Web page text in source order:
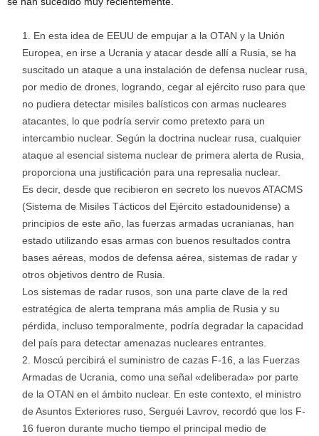
En esta idea de EEUU de empujar a la OTAN y la Unión
Europea, en irse a Ucrania y atacar desde allí a Rusia, se ha
suscitado un ataque a una instalación de defensa nuclear rusa,
por medio de drones, logrando, cegar al ejército ruso para que
no pudiera detectar misiles balísticos con armas nucleares
atacantes, lo que podría servir como pretexto para un
intercambio nuclear. Según la doctrina nuclear rusa, cualquier
ataque al esencial sistema nuclear de primera alerta de Rusia,
proporciona una justificación para una represalia nuclear.
Es decir, desde que recibieron en secreto los nuevos ATACMS
(Sistema de Misiles Tácticos del Ejército estadounidense) a
principios de este año, las fuerzas armadas ucranianas, han
estado utilizando esas armas con buenos resultados contra
bases aéreas, modos de defensa aérea, sistemas de radar y
otros objetivos dentro de Rusia.
Los sistemas de radar rusos, son una parte clave de la red
estratégica de alerta temprana más amplia de Rusia y su
pérdida, incluso temporalmente, podría degradar la capacidad
del país para detectar amenazas nucleares entrantes.
Moscú percibirá el suministro de cazas F-16, a las Fuerzas
Armadas de Ucrania, como una señal «deliberada» por parte
de la OTAN en el ámbito nuclear. En este contexto, el ministro
de Asuntos Exteriores ruso, Serguéi Lavrov, recordó que los F-
16 fueron durante mucho tiempo el principal medio de